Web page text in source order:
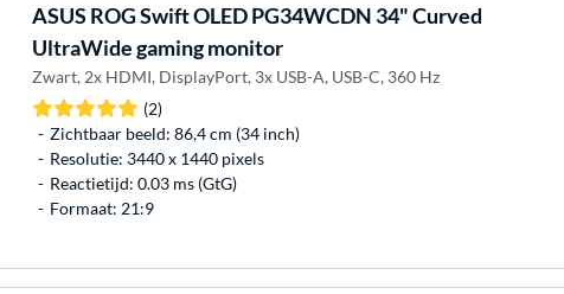
ASUS ROG Swift OLED PG34WCDN 34" Curved
UltraWide gaming monitor
Zwart, 2x HDMI, DisplayPort, 3x USB-A, USB-C, 360 Hz
(2)
Zichtbaar beeld: 86,4 cm (34 inch)
Resolutie: 3440 x 1440 pixels
Reactietijd: 0.03 ms (GtG)
Formaat: 21:9